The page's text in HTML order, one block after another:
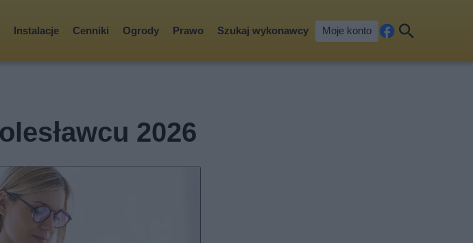
Instalacje Cenniki Ogrody Prawo Szukaj wykonawcy Moje konto
cebkaj
2026